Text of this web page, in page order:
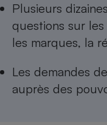
Plusieurs
questions sur
les marques, la
Les demandes
auprès des